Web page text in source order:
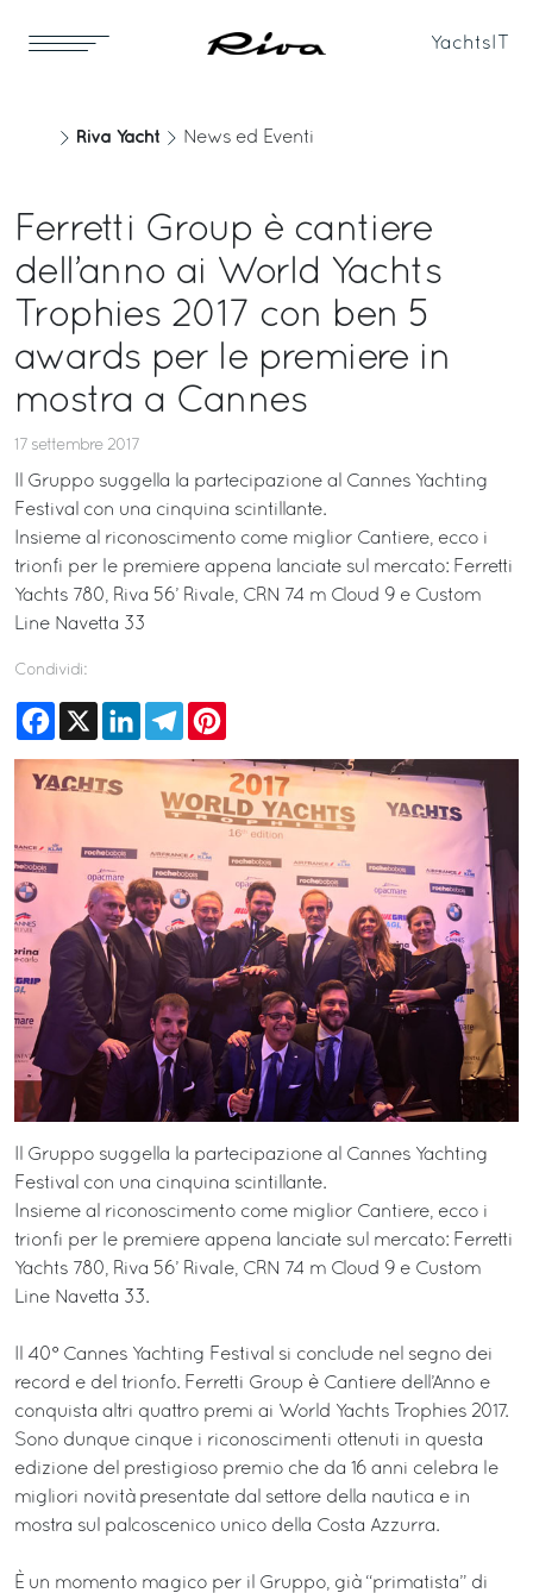
Yachts
Riva Yacht News ed Eventi
Ferretti Group è cantiere
dell’anno ai World Yachts
Trophies 2017 con ben 5
awards per le premiere in
mostra a Cannes
17 settembre 2017
Il Gruppo suggella la partecipazione al Cannes Yachting
Festival con una cinquina scintillante.
Insieme al riconoscimento come miglior Cantiere, ecco i
trionfi per le premiere appena lanciate sul mercato: Ferretti
Yachts 780, Riva 56’ Rivale, CRN 74 m Cloud 9 e Custom
Line Navetta 33
Condividi:
Facebook
X LinkedInTelegram
Il Gruppo suggella la partecipazione al Cannes Yachting
Festival con una cinquina scintillante.
Insieme al riconoscimento come miglior Cantiere, ecco i
trionfi per le premiere appena lanciate sul mercato: Ferretti
Yachts 780, Riva 56’ Rivale, CRN 74 m Cloud 9 e Custom
Line Navetta 33.
Il 40° Cannes Yachting Festival si conclude nel segno dei
record e del trionfo. Ferretti Group è Cantiere dell’Anno e
conquista altri quattro premi ai World Yachts Trophies 2017.
Sono dunque cinque i riconoscimenti ottenuti in questa
edizione del prestigioso premio che da 16 anni celebra le
migliori novità presentate dal settore della nautica e in
mostra sul palcoscenico unico della Costa Azzurra.
È un momento magico per il Gruppo, già “primatista” di